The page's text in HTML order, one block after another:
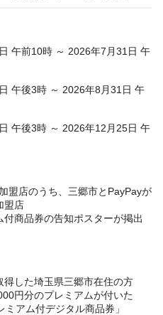
午前10時 ～ 2026年7月31日 午
午後3時 ～ 2026年8月31日 午
午後3時 ～ 2026年12月25日 午
盟店のうち、三郷市とPayPayが
盟店
付商品券の告知ポスターが掲出
した埼玉県三郷市在住の方
円分のプレミアムが付いた
アム付デジタル商品券」